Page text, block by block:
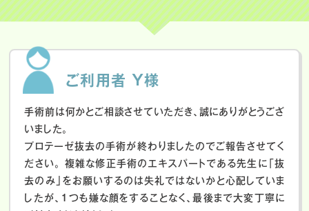
ご利用者 Y様
手術前は何かとご相談させていただき、誠にありがとうござ
いました。
プロテーゼ抜去の手術が終わりましたのでご報告させてく
ださい。
複雑な修正手術のエキスパートである先生に「抜
去のみ」をお願いするのは失礼ではないかと心配していま
したが、１つも嫌な顔をすることなく、最後まで大変丁寧に